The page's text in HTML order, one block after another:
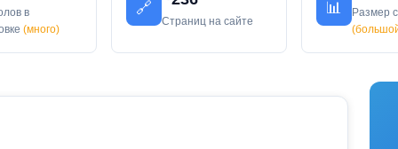
в
(много)
🔗
Страниц на сайте
📊
Размер